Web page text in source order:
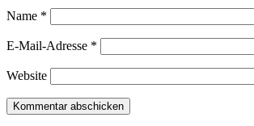
Name *
E-Mail-Adresse *
Website